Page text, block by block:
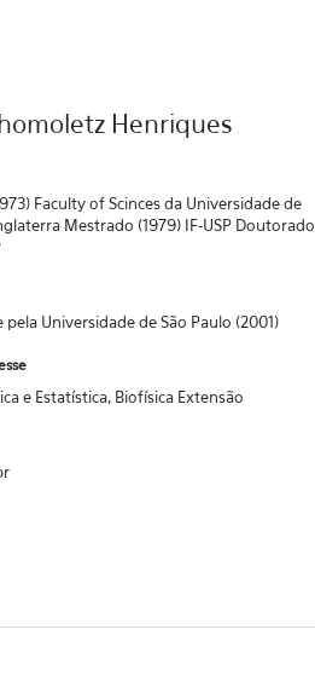
Henriques
Faculty of Scinces da Universidade de
Mestrado (1979) IF-USP Doutorado
pela Universidade de São Paulo (2001)
e Estatística, Biofísica Extensão